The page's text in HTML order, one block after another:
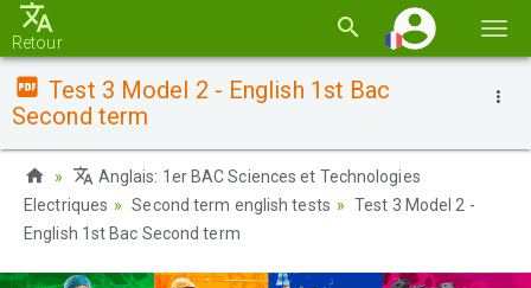
la
Retour
Test 3 Model 2 - English 1st Bac
Second term
Anglais: 1er BAC Sciences et Technologies
Electriques
Second term english tests
Test 3 Model 2 -
English 1st Bac Second term